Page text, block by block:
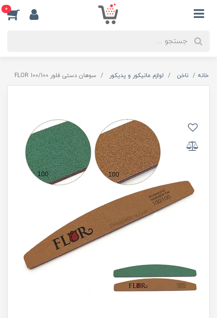
0
خانه ناخن لوازم مانیکور و پدیکور سوهان دستی فلور 100/100 FLOR